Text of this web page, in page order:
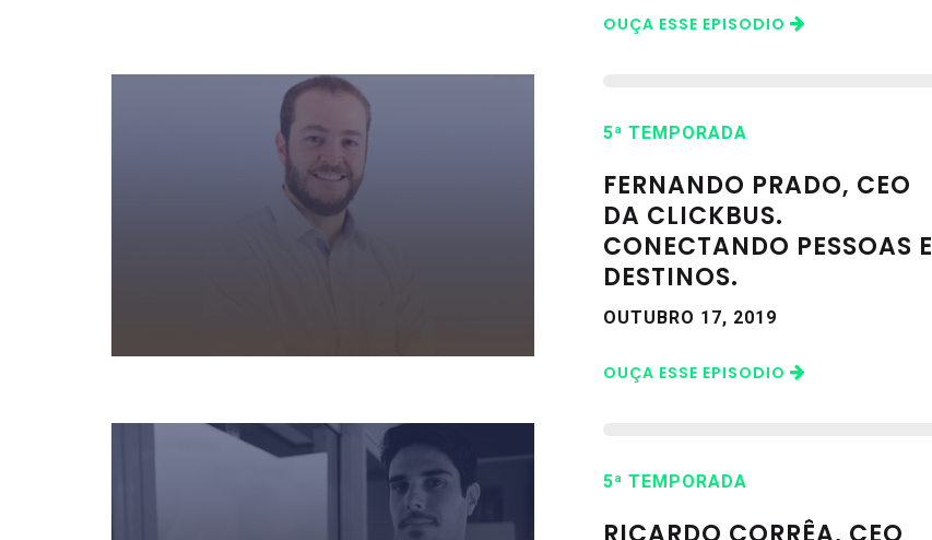
OUÇA ESSE EPISODIO
5ª TEMPORADA
FERNANDO PRADO, CEO
DA CLICKBUS.
CONECTANDO PESSOAS E
DESTINOS.
OUTUBRO 17, 2019
OUÇA ESSE EPISODIO
5ª TEMPORADA